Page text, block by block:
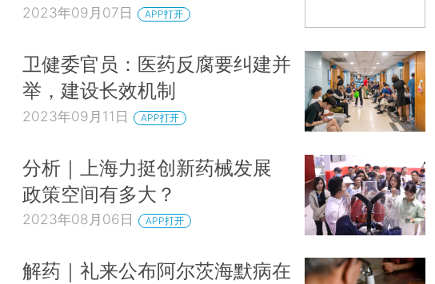
2023年09月07日 APP打开
卫健委官员：医药反腐要纠建并
举，建设长效机制
2023年09月11日 APP打开
分析｜上海力挺创新药械发展
政策空间有多大？
2023年08月06日 APP打开
解药｜礼来公布阿尔茨海默病在